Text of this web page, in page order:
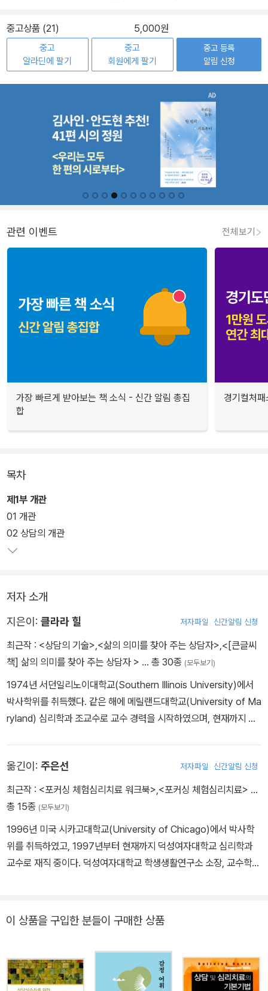
중고상품 (21) 5,000원
중고
알라딘에 팔기
중고
회원에게 팔기
중고 등록
알림 신청
관련 이벤트 전체보기
가장 빠르게 받아보는 책 소식 - 신간 알림 총집
합
경기컬처
목차
제1부 개관
01 개관
02 상담의 개관
저자 소개
지은이: 클라라 힐 저자파일 신간알림 신청
최근작 : <상담의 기술>,<삶의 의미를 찾아 주는 상담자>,<[큰글씨
책] 삶의 의미를 찾아 주는 상담자 > … 총 30종 (모두보기)
1974년 서던일리노이대학교(Southern Illinois University)에서
박사학위를 취득했다. 같은 해에 메릴랜드대학교(University of Ma
ryland) 심리학과 조교수로 교수 경력을 시작하였으며, 현재까지 그
옮긴이: 주은선 저자파일 신간알림 신청
최근작 : <포커싱 체험심리치료 워크북>,<포커싱 체험심리치료> …
총 15종 (모두보기)
1996년 미국 시카고대학교(University of Chicago)에서 박사학
위를 취득하였고, 1997년부터 현재까지 덕성여자대학교 심리학과
교수로 재직 중이다. 덕성여자대학교 학생생활연구소 소장, 교수학습
가족상담협회 부부가족상담 슈퍼바이저 자격을 소지하고 있고, 미국
arterly 학술지 편집위원을 역임하였다. 국내의 다수의 상담 및 심리
치료 분야 학술지 편집위원 및 심사위원 경력이 있다. 덕성여자대학
이 상품을 구입한 분들이 구매한 상품